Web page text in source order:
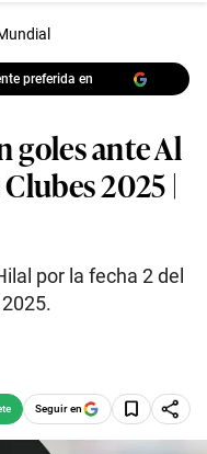
preferida en
goles ante Al
2025 |
por la fecha 2 del
Seguir en